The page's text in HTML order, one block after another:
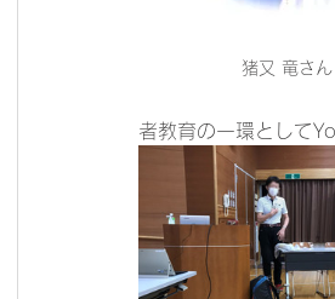
猪又 竜さん
者教育の一環として